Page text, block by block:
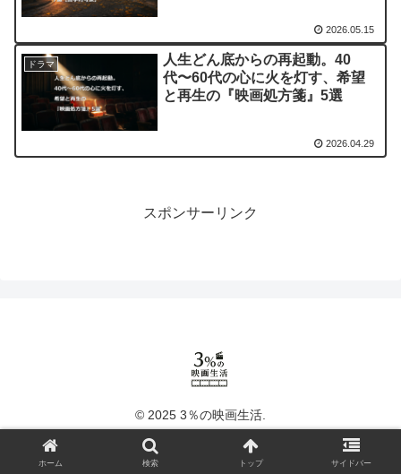
2026.05.15
ドラマ
人生どん底からの再起動。40
代〜60代の心に火を灯す、希望
と再生の『映画処方箋』5選
2026.04.29
スポンサーリンク
© 2025 3％の映画生活.
ホーム 検索 トップ サイドバー